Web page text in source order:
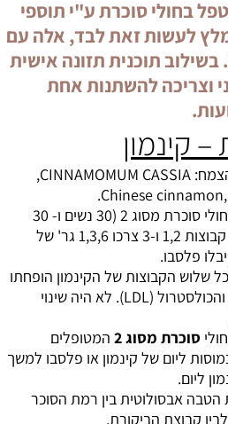
בחולי סוכרת ע"י תוספי
לעשות זאת לבד, אלה עם
תוכנית תזונה אישית
וצריכה להשתנות אחת
קינמון
משפחה: LAURACEAE, שם הצמח: CINNAMOMUM CASSIA,
· במחקר שנערך על 60 חולי סוכרת מסוג 2 (30 נשים ו- 30
גברים) שחולקו לשש קבוצות. קבוצות 1,2 ו-3 צרכו 1,3,6 גר' של
כי לאחר 40 יום, כל שלוש הקבוצות של הקינמון הופחתו
רמות הסוכר, הטריגליצרידים והכולסטרול (LDL). לא היה שינוי
סוכרת מסוג 2
המטופלים
אוראליות. קיבלו 3 כמוסות ליום של קינמון או פלסבו למשך
אבסולוטית בין רמת הסוכר
קבוצת הביקורת.